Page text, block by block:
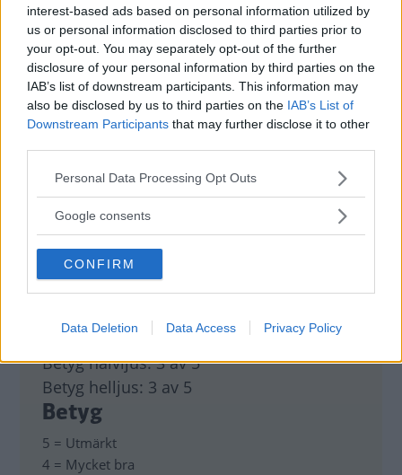
interest-based ads based on personal information utilized by
us or personal information disclosed to third parties prior to
your opt-out. You may separately opt-out of the further
disclosure of your personal information by third parties on the
IAB’s list of downstream participants. This information may
also be disclosed by us to third parties on the IAB’s List of
Downstream Participants that may further disclose it to other
Please note that this website/app uses one or more Google
not limited to your visit or usage behaviour. You may click to
use your data for below specified purposes in below Google
consent section.
Personal Data Processing Opt Outs
Google consents
CONFIRM
Data Deletion Data Access Privacy Policy
Omdöme:Kia har bra längd på halvljuset även om
ljusbilden inte är homogen. Toyota har något sämre
räckvidd och bredd. Ljusets inställning var dock inte
optimal och var svår att rätta till. När det gäller helljus är
resultatet omvänt. Toyota lyser något längre än Kia men
inte med lika bred ljusbild som koreanska bilen. Båda har
högt placerade lampor som dessvärre ger hög
Testinformation
Toyota Urban Cruiser D-4D
Betyg halvljus: 3 av 5
Betyg helljus: 3 av 5
Betyg
5 = Utmärkt
4 = Mycket bra